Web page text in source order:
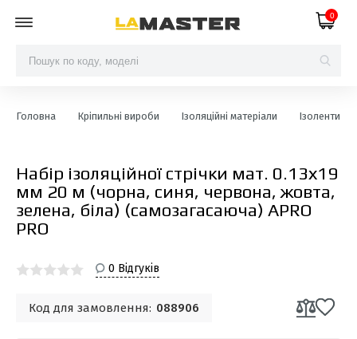
0
Головна Кріпильні вироби Ізоляційні матеріали Ізоленти
Набір ізоляційної стрічки мат. 0.13х19
мм 20 м (чорна, синя, червона, жовта,
зелена, біла) (самозагасаюча) APRO
PRO
0 Відгуків
Код для замовлення: 088906